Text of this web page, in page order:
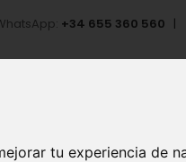
tu experiencia de
+34 655 360 560